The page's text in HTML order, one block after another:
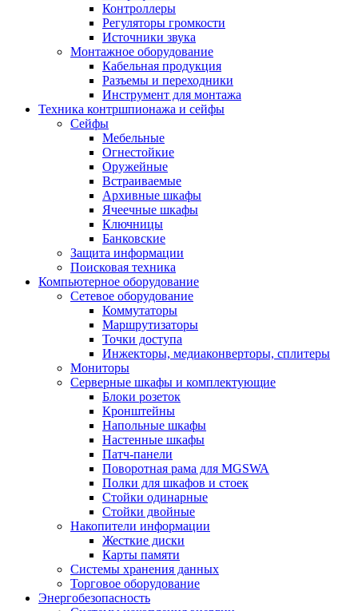
Контроллеры
Регуляторы громкости
Источники звука
Монтажное оборудование
Кабельная продукция
Разъемы и переходники
Инструмент для монтажа
Техника контршпионажа и сейфы
Сейфы
Мебельные
Огнестойкие
Оружейные
Встраиваемые
Архивные шкафы
Ячеечные шкафы
Ключницы
Банковские
Защита информации
Поисковая техника
Компьютерное оборудование
Сетевое оборудование
Коммутаторы
Маршрутизаторы
Точки доступа
Инжекторы, медиаконверторы, сплитеры
Мониторы
Серверные шкафы и комплектующие
Блоки розеток
Кронштейны
Напольные шкафы
Настенные шкафы
Патч-панели
Поворотная рама для MGSWA
Полки для шкафов и стоек
Стойки одинарные
Стойки двойные
Накопители информации
Жесткие диски
Карты памяти
Системы хранения данных
Торговое оборудование
Энергобезопасность